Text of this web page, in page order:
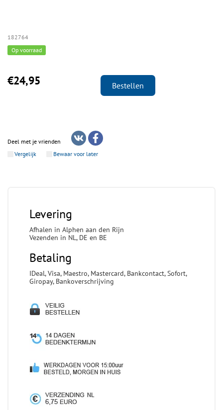
182764
Op voorraad
€24,95 Bestellen
Deel met je vrienden
Vergelijk
Bewaar voor later
Levering
Afhalen in Alphen aan den Rijn
Vezenden in NL, DE en BE
Betaling
IDeal, Visa, Maestro, Mastercard, Bankcontact, Sofort,
Giropay, Bankoverschrijving